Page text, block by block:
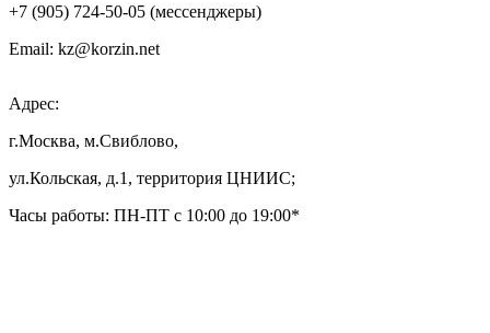
+7 (905) 724-50-05 (мессенджеры)
Email: kz@korzin.net
Адрес:
г.Москва, м.Свиблово,
ул.Кольская, д.1, территория ЦНИИС;
Часы работы: ПН-ПТ с 10:00 до 19:00*